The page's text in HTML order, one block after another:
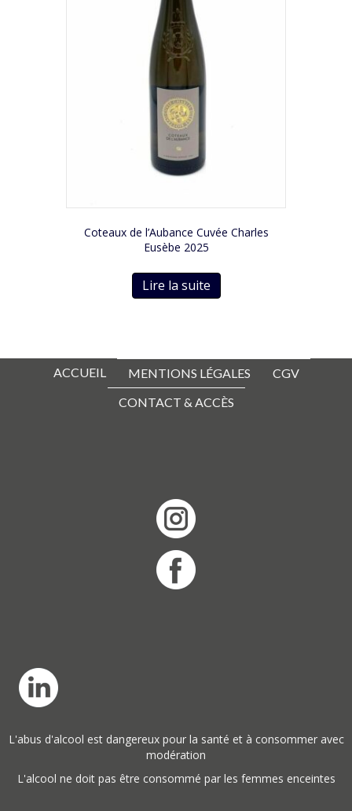
Coteaux de l’Aubance Cuvée Charles
Eusèbe 2025
Lire la suite
ACCUEIL MENTIONS LÉGALES
CGV
CONTACT & ACCÈS
L'abus d'alcool est dangereux pour la santé et à consommer avec
modération
L'alcool ne doit pas être consommé par les femmes enceintes